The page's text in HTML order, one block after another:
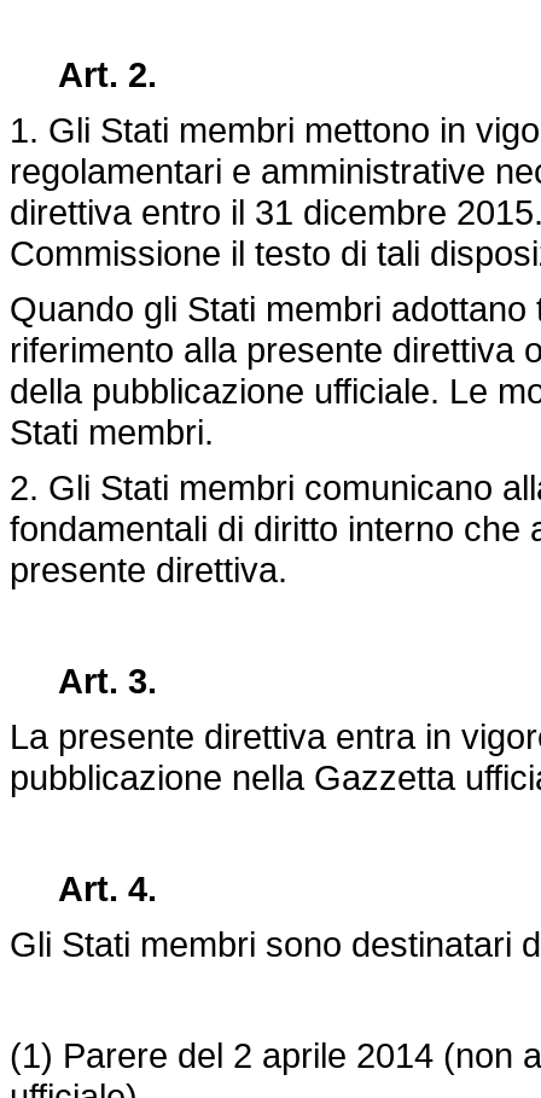
Art. 2.
1. Gli Stati membri mettono in
regolamentari e amministrative
direttiva entro il 31 dicembre
Commissione il testo di tali
Quando gli Stati membri
riferimento alla presente direttiva
della pubblicazione ufficiale. Le
Stati membri.
2. Gli Stati membri comunicano
fondamentali di diritto interno che
presente direttiva.
Art. 3.
La presente direttiva entra in
pubblicazione nella Gazzetta
Art. 4.
Gli Stati membri sono destinatari
(1) Parere del 2 aprile 2014 (non